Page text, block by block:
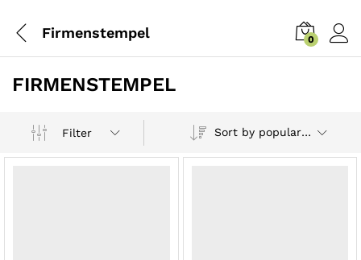
Firmenstempel 0
FIRMENSTEMPEL
Filter Sort by popularity